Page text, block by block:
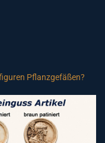
Pflanzgefäßen?